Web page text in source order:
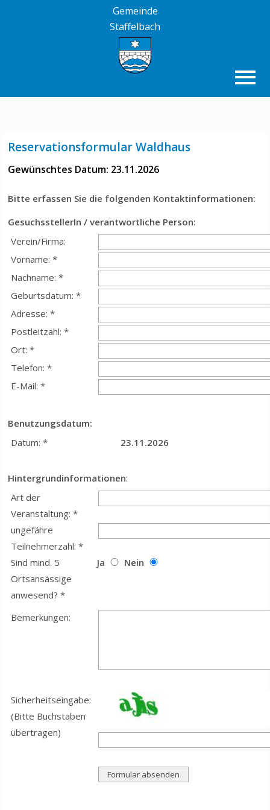
Gemeinde
Staffelbach
Reservationsformular Waldhaus
Gewünschtes Datum: 23.11.2026
Bitte erfassen Sie die folgenden Kontaktinformationen:
GesuchsstellerIn / verantwortliche Person:
Verein/Firma:
Vorname: *
Nachname: *
Geburtsdatum: *
Adresse: *
Postleitzahl: *
Ort: *
Telefon: *
E-Mail: *
Benutzungsdatum:
Datum: *
23.11.2026
Hintergrundinformationen:
Art der
Veranstaltung: *
ungefähre
Teilnehmerzahl: *
Sind mind. 5
Ortsansässige
anwesend? *
Ja Nein
Bemerkungen:
Sicherheitseingabe:
(Bitte Buchstaben
übertragen)